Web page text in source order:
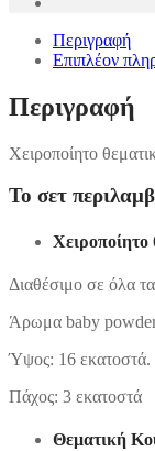
Περιγραφή
Επιπλέον
Περιγραφή
Χειροποίητο
Το σετ
Διαθέσιμο σε όλα
Άρωμα baby
Ύψος: 16 εκατοστά.
Πάχος: 3 εκατοστά
Θεματική